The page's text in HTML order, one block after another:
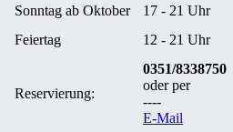
Sonntag ab Oktober
17 - 21 Uhr
Feiertag
12 - 21 Uhr
Reservierung:
0351/8338750
oder per
----
E-Mail